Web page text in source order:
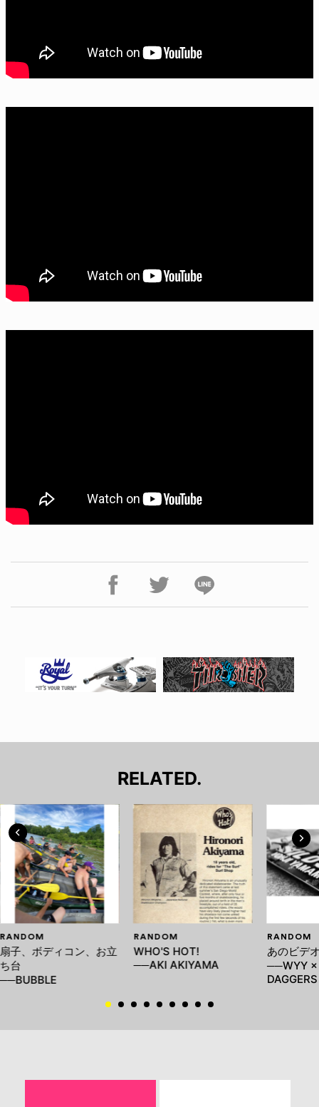
RELATED.
RANDOM
扇子、ボディコン、お立
ち台
──BUBBLE
RANDOM
WHO'S HOT!
──AKI AKIYAMA
RANDOM
あのビデ
──WYY ×
DAGGERS